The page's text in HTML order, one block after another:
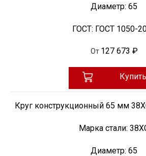
Диаметр: 65
ГОСТ: ГОСТ 1050-
От 127 673 ₽
Купить
Круг конструкционный 65 мм
Марка стали:
Диаметр: 65